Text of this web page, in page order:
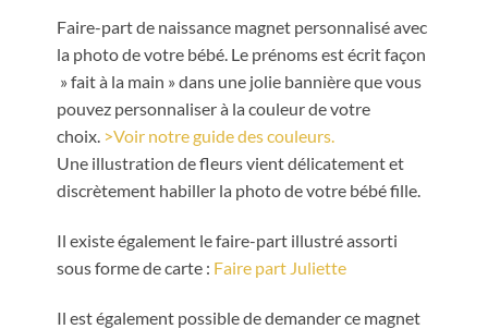
Faire-part de naissance magnet personnalisé avec
la photo de votre bébé. Le prénoms est écrit façon
» fait à la main » dans une jolie bannière que vous
pouvez personnaliser à la couleur de votre
choix. >Voir notre guide des couleurs.
Une illustration de fleurs vient délicatement et
discrètement habiller la photo de votre bébé fille.
Il existe également le faire-part illustré assorti
sous forme de carte : Faire part Juliette
Il est également possible de demander ce magnet